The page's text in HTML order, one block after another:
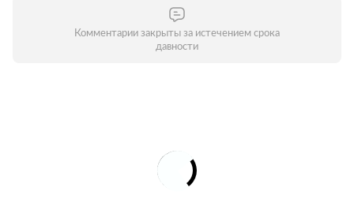
Комментарии закрыты за истечением срока
давности